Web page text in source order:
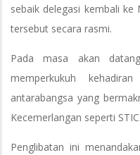
sebaik delegasi kembali ke
tersebut secara rasmi.
Pada masa akan
memperkukuh
antarabangsa yang
Kecemerlangan seperti STIC.
Penglibatan ini